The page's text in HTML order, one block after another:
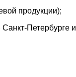
продукции);
Петербурге и